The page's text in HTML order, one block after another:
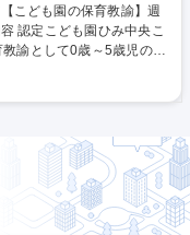
諭として0歳～5歳児の保
園児を複数名の職員と協
員と協力して行います。
ご家庭の都合に合わせ柔軟
内容の変更範囲】同施設